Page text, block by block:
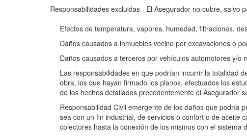
Responsabilidades excluidas - El Asegurador no cubre,
Efectos de temperatura, vapores, humedad, filtraciones,
Daños causados a inmuebles vecino por excavaciones o
Daños causados a terceros por vehículos automotores y/
Las responsabilidades en que podrían incurrir la totalidad
obra, los que hayan firmado los planos, efectuados los
de los hechos detallados precedentemente el Asegurador
Responsabilidad Civil emergente de los daños que podría
sea con un fin industrial, de servicios o confort o de aceite
colectores hasta la conexión de los mismos con el sistema